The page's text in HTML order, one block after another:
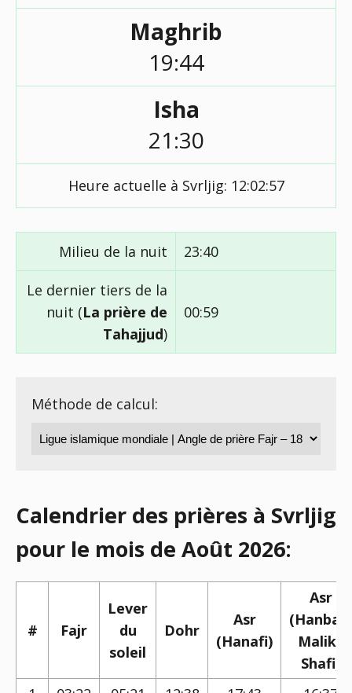
Maghrib
19:44
Isha
21:30
Heure actuelle à Svrljig: 12:02:58
Milieu de la nuit 23:40
Le dernier tiers de la
nuit (La prière de
Tahajjud)
00:59
Méthode de calcul:
Calendrier des prières à Svrljig
pour le mois de Août 2026:
# Fajr
Lever
du
soleil
Dohr
Asr
(Hanafi)
Asr
(Hanbali,
Maliki,
Shafi)